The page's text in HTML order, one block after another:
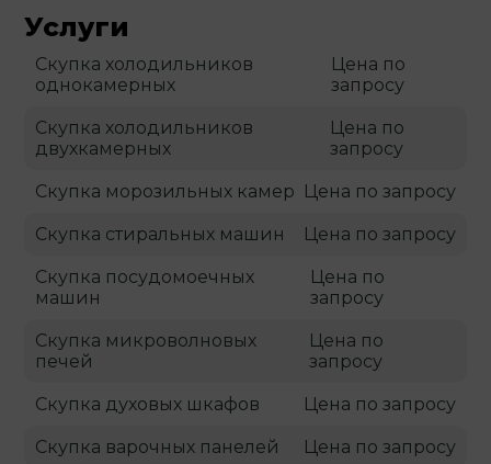
Услуги
Скупка холодильников
однокамерных
Цена по
запросу
Скупка холодильников
двухкамерных
Цена по
запросу
Скупка морозильных камер Цена по запросу
Скупка стиральных машин Цена по запросу
Скупка посудомоечных
машин
Цена по
запросу
Скупка микроволновых
печей
Цена по
запросу
Скупка духовых шкафов Цена по запросу
Скупка варочных панелей Цена по запросу